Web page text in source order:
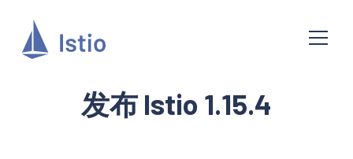
发布 Istio 1.15.4